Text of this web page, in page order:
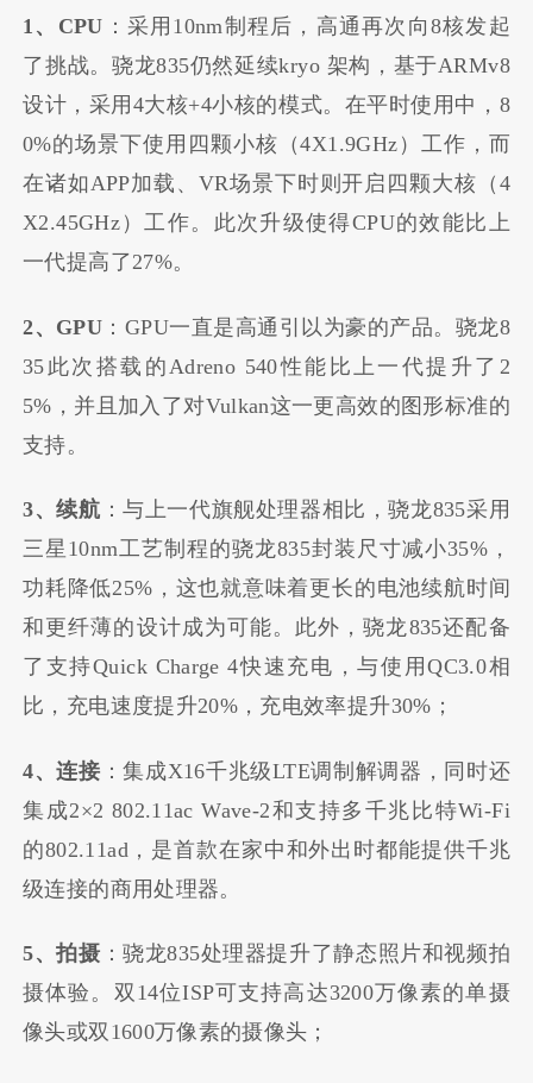
1、CPU ：采用10nm制程后，高通再次向8核发起
了挑战。骁龙835仍然延续kryo 架构，基于ARMv8
设计，采用4大核+4小核的模式。在平时使用中，8
0%的场景下使用四颗小核（4X1.9GHz）工作，而
在诸如APP加载、VR场景下时则开启四颗大核（4
X2.45GHz）工作。此次升级使得CPU的效能比上
一代提高了27%。
2、GPU ：GPU一直是高通引以为豪的产品。骁龙8
35此次搭载的Adreno 540性能比上一代提升了2
5%，并且加入了对Vulkan这一更高效的图形标准的
支持。
3、续航 ：与上一代旗舰处理器相比，骁龙835采用
三星10nm工艺制程的骁龙835封装尺寸减小35%，
功耗降低25%，这也就意味着更长的电池续航时间
和更纤薄的设计成为可能。此外，骁龙835还配备
了支持Quick Charge 4快速充电，与使用QC3.0相
比，充电速度提升20%，充电效率提升30%；
4、连接 ：集成X16千兆级LTE调制解调器，同时还
集成2×2 802.11ac Wave-2和支持多千兆比特Wi-Fi
的802.11ad，是首款在家中和外出时都能提供千兆
级连接的商用处理器。
5、拍摄 ：骁龙835处理器提升了静态照片和视频拍
摄体验。双14位ISP可支持高达3200万像素的单摄
像头或双1600万像素的摄像头；